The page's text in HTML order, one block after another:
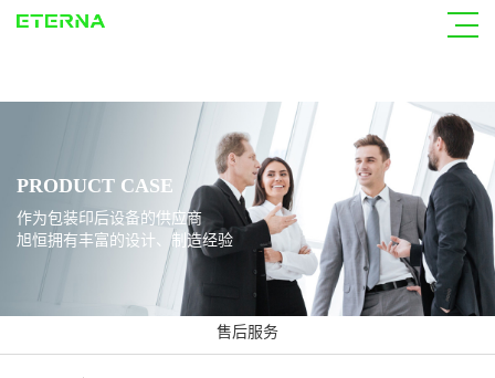
申博太阳城
PRODUCT CASE
作为包装印后设备的供应商
旭恒拥有丰富的设计、制造经验
售后服务